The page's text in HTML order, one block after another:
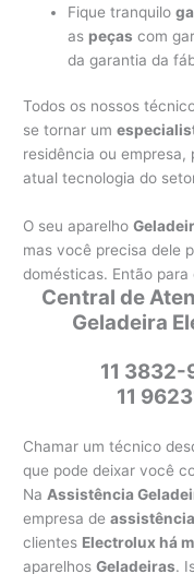
Fique tranquilo
as peças com
da garantia da
Todos os nossos
se tornar um
residência ou
atual tecnologia do
O seu aparelho
mas você precisa dele
domésticas. Então para
Central de
Geladeira
11
11
Chamar um técnico
que pode deixar você
Na Assistência
empresa de
clientes Electrolux há
aparelhosGeladeiras.